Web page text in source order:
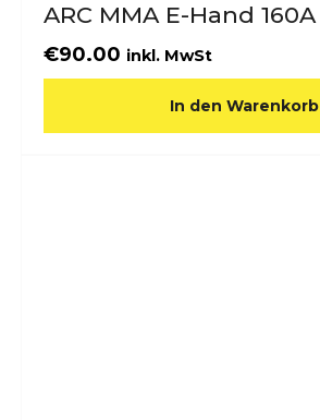
ARC MMA E-Hand 160A
€90.00 inkl. MwSt
In den Warenkorb